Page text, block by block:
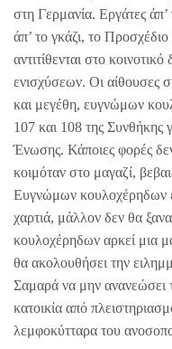
στη Γερμανία. Εργάτες άπ’
άπ’ το γκάζι, το
αντιτίθενται στο
ενισχύσεων. Οι αίθουσες
και μεγέθη, ευγνώμων
107 και 108 της Συνθήκης
Ένωσης. Κάποιες φορές
κοιμόταν στο μαγαζί,
Ευγνώμων κουλοχέρηδων
χαρτιά, μάλλον δεν θα
κουλοχέρηδων αρκεί μια
θα ακολουθήσει την
Σαμαρά να μην ανανεώσει
κατοικία από
λεμφοκύτταρα του